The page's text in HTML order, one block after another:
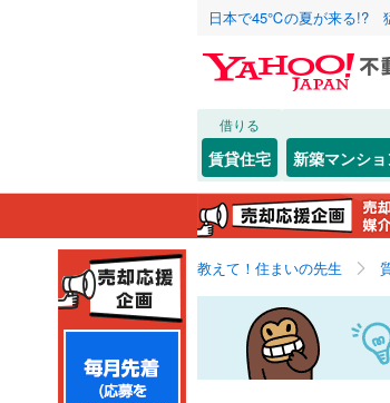
日本で45℃の夏が来る!?
借りる
賃貸住宅 新築マンシ
教えて！住まいの先生